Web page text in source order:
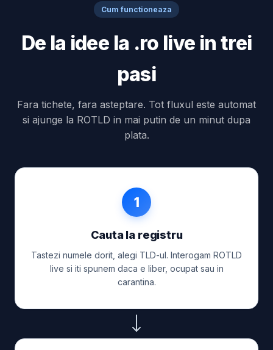
Cum functioneaza
De la idee la .ro live in trei
pasi
Fara tichete, fara asteptare. Tot fluxul este automat
si ajunge la ROTLD in mai putin de un minut dupa
plata.
1
Cauta la registru
Tastezi numele dorit, alegi TLD-ul. Interogam ROTLD
live si iti spunem daca e liber, ocupat sau in
carantina.